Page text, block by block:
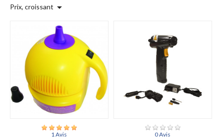
Prix, croissant 
1 Avis 0 Avis